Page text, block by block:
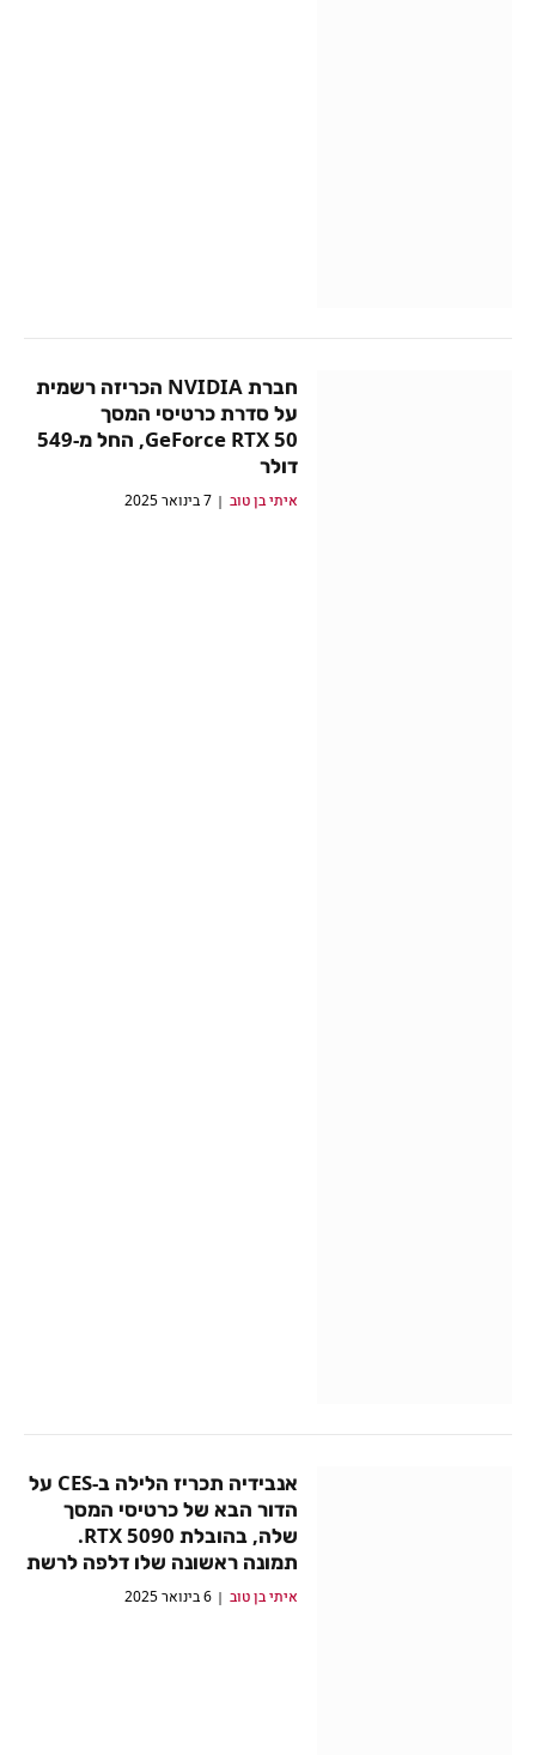
חברת NVIDIA הכריזה רשמית
על סדרת כרטיסי המסך
GeForce RTX 50, החל מ-549
דולר
איתי בן טוב 7 בינואר 2025
אנבידיה תכריז הלילה ב-CES על
הדור הבא של כרטיסי המסך
שלה, בהובלת RTX 5090.
תמונה ראשונה שלו דלפה לרשת
איתי בן טוב 6 בינואר 2025